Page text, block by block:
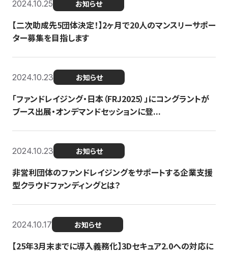
2024.10.25 お知らせ
【二次助成先5団体決定！】2ヶ月で20人のマンスリーサポー
ター募集を目指します
2024.10.23 お知らせ
「ファンドレイジング・日本（FRJ2025）」にコングラントが
ブース出展・オンデマンドセッションに登...
2024.10.23 お知らせ
非営利団体のファンドレイジングをサポートする企業支援
型クラウドファンディングとは？
2024.10.17 お知らせ
【25年3月末までに導入義務化】3Dセキュア2.0への対応に